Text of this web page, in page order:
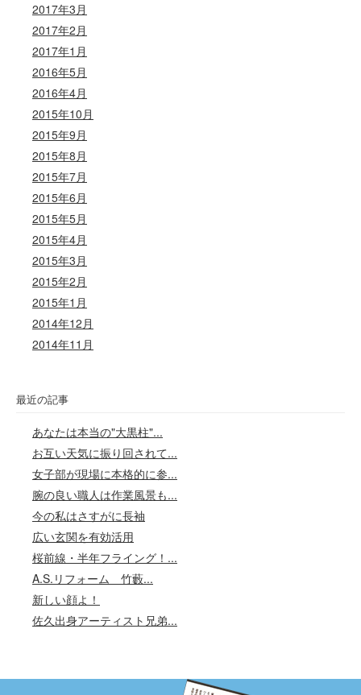
2017年3月
2017年2月
2017年1月
2016年5月
2016年4月
2015年10月
2015年9月
2015年8月
2015年7月
2015年6月
2015年5月
2015年4月
2015年3月
2015年2月
2015年1月
2014年12月
2014年11月
最近の記事
あなたは本当の"大黒柱"...
お互い天気に振り回されて...
女子部が現場に本格的に参...
腕の良い職人は作業風景も...
今の私はさすがに長袖
広い玄関を有効活用
桜前線・半年フライング！...
A.S.リフォーム 竹藪...
新しい顔よ！
佐久出身アーティスト兄弟...